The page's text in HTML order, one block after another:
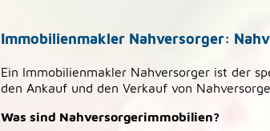
Immobilienmakler Nahversorger:
Ein Immobilienmakler Nahversorger ist der
den Ankauf und den Verkauf von
Was sind Nahversorgerimmobilien?